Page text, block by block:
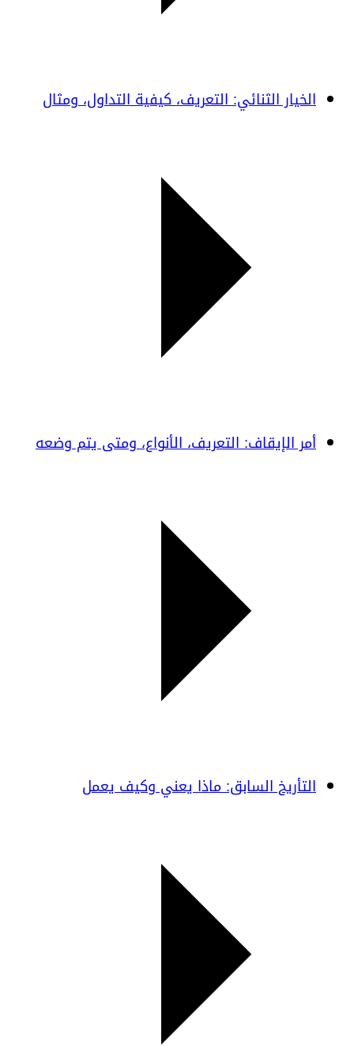
الخيار الثنائي: التعريف، كيفية التداول، ومثال
أمر الإيقاف: التعريف، الأنواع، ومتى يتم وضعه
التأريخ السابق: ماذا يعني وكيف يعمل